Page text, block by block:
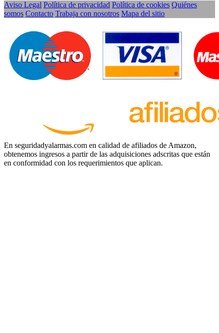
Aviso Legal Política de privacidad Política de cookies Quiénes
somos Contacto Trabaja con nosotros Mapa del sitio
En seguridadyalarmas.com en calidad de afiliados de Amazon,
obtenemos ingresos a partir de las adquisiciones adscritas que están
en conformidad con los requerimientos que aplican.